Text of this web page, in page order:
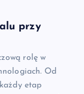
przy
rolę w
Od
etap